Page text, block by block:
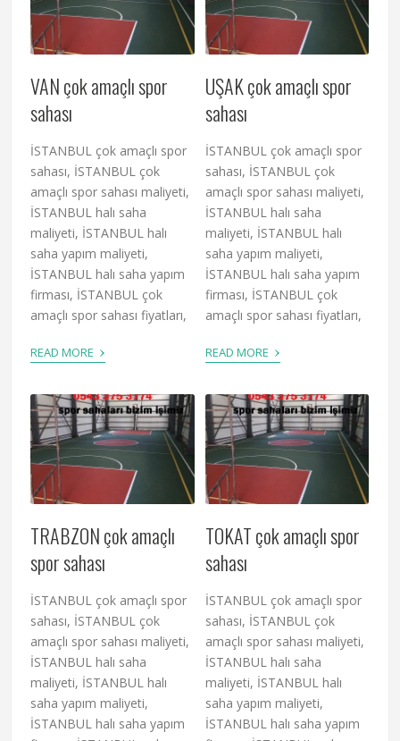
VAN çok amaçlı spor
sahası
İSTANBUL çok amaçlı spor
sahası, İSTANBUL çok
amaçlı spor sahası maliyeti,
İSTANBUL halı saha
maliyeti, İSTANBUL halı
saha yapım maliyeti,
İSTANBUL halı saha yapım
firması, İSTANBUL çok
amaçlı spor sahası fiyatları,
READ MORE ›
UŞAK çok amaçlı spor
sahası
İSTANBUL çok amaçlı spor
sahası, İSTANBUL çok
amaçlı spor sahası maliyeti,
İSTANBUL halı saha
maliyeti, İSTANBUL halı
saha yapım maliyeti,
İSTANBUL halı saha yapım
firması, İSTANBUL çok
amaçlı spor sahası fiyatları,
READ MORE ›
TRABZON çok amaçlı
spor sahası
İSTANBUL çok amaçlı spor
sahası, İSTANBUL çok
amaçlı spor sahası maliyeti,
İSTANBUL halı saha
maliyeti, İSTANBUL halı
saha yapım maliyeti,
İSTANBUL halı saha yapım
TOKAT çok amaçlı spor
sahası
İSTANBUL çok amaçlı spor
sahası, İSTANBUL çok
amaçlı spor sahası maliyeti,
İSTANBUL halı saha
maliyeti, İSTANBUL halı
saha yapım maliyeti,
İSTANBUL halı saha yapım